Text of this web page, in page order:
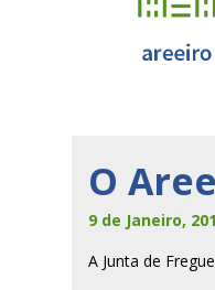
O
9 de Janeiro,
A Junta de